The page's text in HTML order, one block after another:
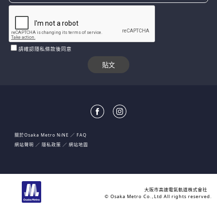
請確認隱私條款後同意
關於Osaka Metro NiNE
FAQ
網站聲明
隱私政策 網站地圖
大阪市高速電氣軌道株式會社
© Osaka Metro Co.,Ltd All rights reserved.